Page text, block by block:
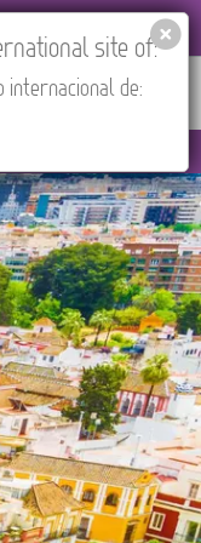
Find your Tour
site of:
internacional de: